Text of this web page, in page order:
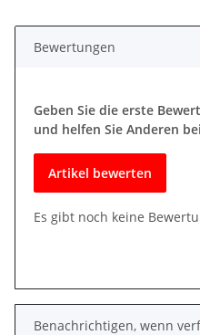
Bewertungen
Geben Sie die erste
und helfen Sie Anderen
Artikel bewerten
Es gibt noch keine
Benachrichtigen, wenn